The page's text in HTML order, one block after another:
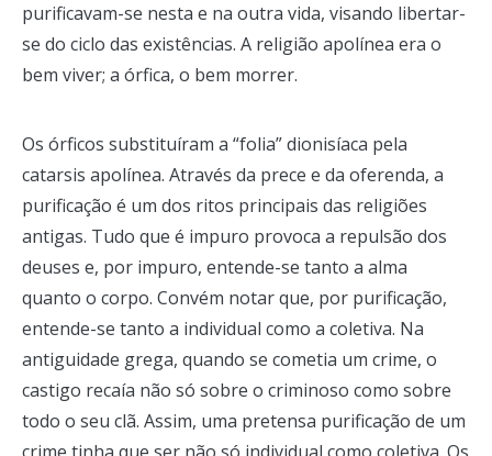
purificavam-se nesta e na outra vida, visando libertar-
se do ciclo das existências. A religião apolínea era o
bem viver; a órfica, o bem morrer.
Os órficos substituíram a “folia” dionisíaca pela
catarsis apolínea. Através da prece e da oferenda, a
purificação é um dos ritos principais das religiões
antigas. Tudo que é impuro provoca a repulsão dos
deuses e, por impuro, entende-se tanto a alma
quanto o corpo. Convém notar que, por purificação,
entende-se tanto a individual como a coletiva. Na
antiguidade grega, quando se cometia um crime, o
castigo recaía não só sobre o criminoso como sobre
todo o seu clã. Assim, uma pretensa purificação de um